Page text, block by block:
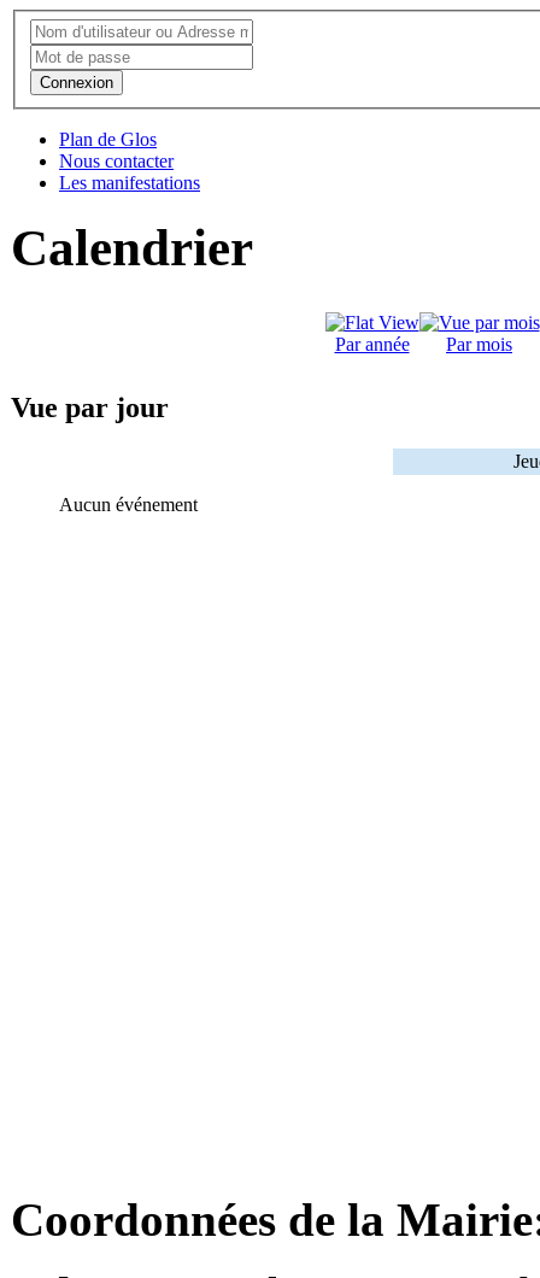
Connexion
Plan de Glos
Nous contacter
Les manifestations
Calendrier
Par année Par mois
Vue par jour
Aucun événement
Coordonnées de la